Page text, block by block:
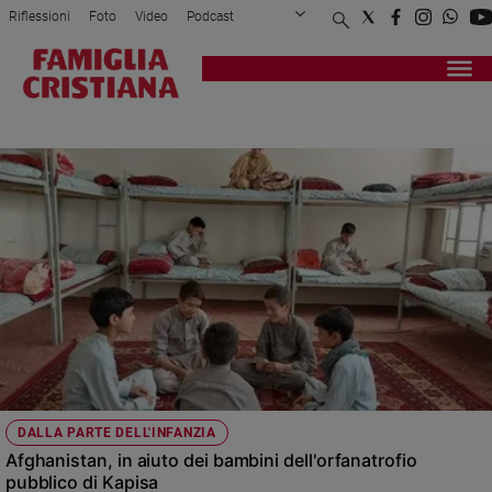
Attualità
Politica
Mondo
Legalità
e
giustizia
Interviste
Papa
Papa
Riflessioni Foto Video Podcast
Privacy Policy Chi siamo
Registrati Redazione
DALLA PARTE DELL'INFANZIA
Afghanistan, in aiuto dei bambini dell'orfanatrofio
pubblico di Kapisa